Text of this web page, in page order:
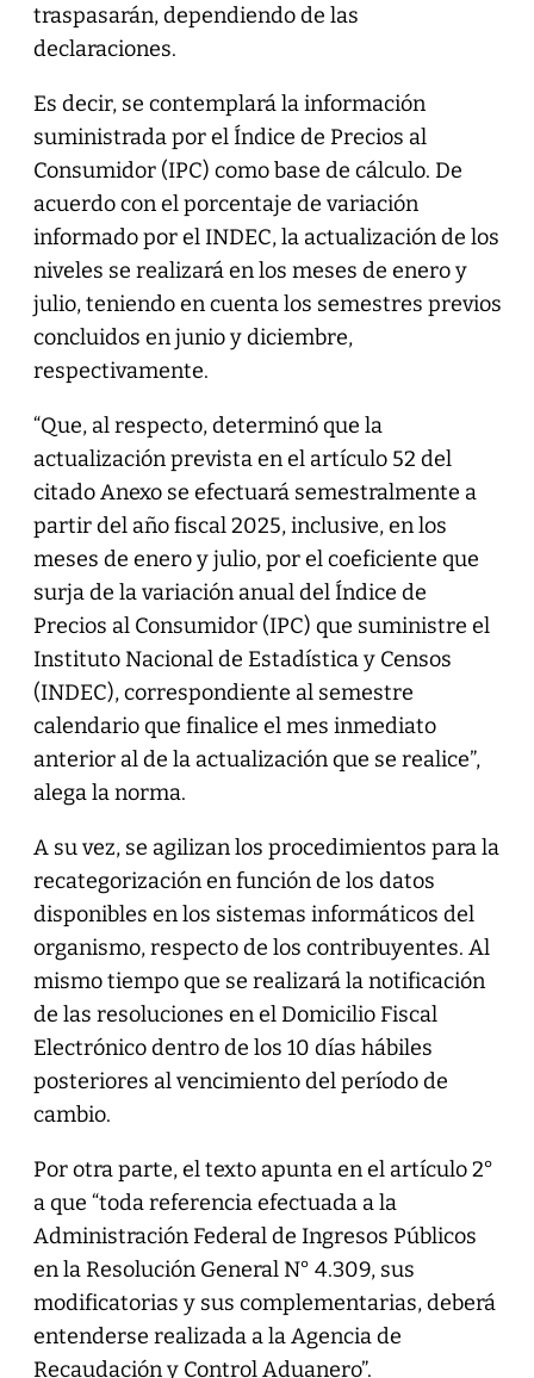
traspasarán, dependiendo de las
declaraciones.
Es decir, se contemplará la información
suministrada por el Índice de Precios al
Consumidor (IPC) como base de cálculo. De
acuerdo con el porcentaje de variación
informado por el INDEC, la actualización de los
niveles se realizará en los meses de enero y
julio, teniendo en cuenta los semestres previos
concluidos en junio y diciembre,
respectivamente.
“Que, al respecto, determinó que la
actualización prevista en el artículo 52 del
citado Anexo se efectuará semestralmente a
partir del año fiscal 2025, inclusive, en los
meses de enero y julio, por el coeficiente que
surja de la variación anual del Índice de
Precios al Consumidor (IPC) que suministre el
Instituto Nacional de Estadística y Censos
(INDEC), correspondiente al semestre
calendario que finalice el mes inmediato
anterior al de la actualización que se realice”,
alega la norma.
A su vez, se agilizan los procedimientos para la
recategorización en función de los datos
disponibles en los sistemas informáticos del
organismo, respecto de los contribuyentes. Al
mismo tiempo que se realizará la notificación
de las resoluciones en el Domicilio Fiscal
Electrónico dentro de los 10 días hábiles
posteriores al vencimiento del período de
cambio.
Por otra parte, el texto apunta en el artículo 2°
a que “toda referencia efectuada a la
Administración Federal de Ingresos Públicos
en la Resolución General N° 4.309, sus
modificatorias y sus complementarias, deberá
entenderse realizada a la Agencia de
Recaudación y Control Aduanero”.